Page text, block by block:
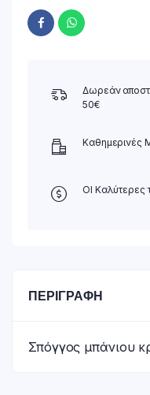
Δωρεάν
50€
Καθημερινές
ΟΙ Καλύτερες
ΠΕΡΙΓΡΑΦΉ
Σπόγγος μπάνιου